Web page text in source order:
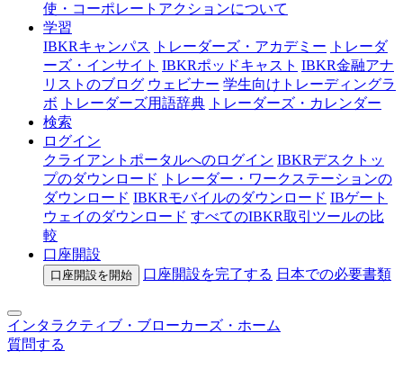
使・コーポレートアクションについて
学習
IBKRキャンパス
トレーダーズ・アカデミー
トレーダ
ーズ・インサイト IBKRポッドキャスト IBKR金融アナ
リストのブログ ウェビナー 学生向けトレーディングラ
ボ
トレーダーズ用語辞典 トレーダーズ・カレンダー
検索
ログイン
クライアントポータルへのログイン IBKRデスクトッ
プのダウンロード
トレーダー・ワークステーションの
ダウンロード IBKRモバイルのダウンロード IBゲート
ウェイのダウンロード すべてのIBKR取引ツールの比
較
口座開設
口座開設を開始 口座開設を完了する 日本での必要書類
インタラクティブ・ブローカーズ・ホーム
質問する